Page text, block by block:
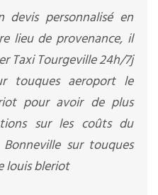
personnalisé en
lieu de provenance, il
Taxi Tourgeville 24h/7j
touques aeroport le
pour avoir de plus
sur les coûts du
sur touques
louis bleriot